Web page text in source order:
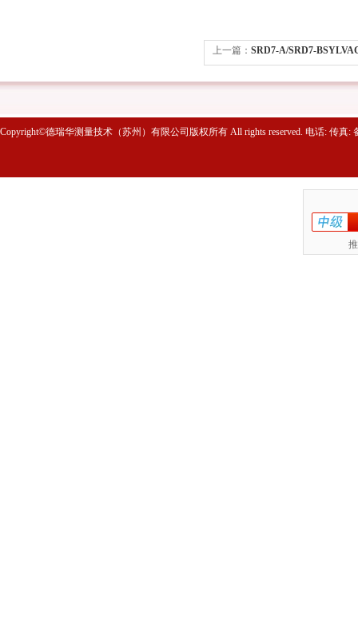
上一篇： SRD7-A/SRD7-
Copyright©德瑞华测量技术（苏州）有限公司版权所有 All rights reserved. 电话: 传真: